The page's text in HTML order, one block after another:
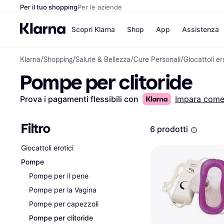
Per il tuo shoppingPer le aziende
Scopri Klarna
Opzioni di
Opzioni di pagamento
Paga ora
Paga in 3 rate
Paga dopo 30 giorni
Shop
Negozi
Unieuro
eBay
App Assistenza
Klarna/Shopping/Salute & Bellezza/Cure Personali/Giocattoli
Pompe per clitoride
Prova i pagamenti flessibili con Impara come
Filtro
Giocattoli erotici
Pompe
Pompe per il pene
Pompe per la Vagina
Pompe per capezzoli
Pompe per clitoride
6 prodotti